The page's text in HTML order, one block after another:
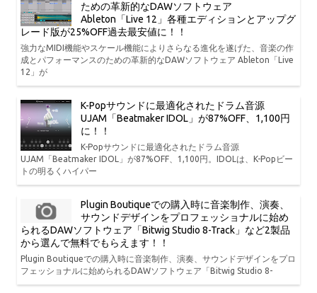
ための革新的なDAWソフトウェア
Ableton「Live 12」各種エディションとアップグ
レード版が25%OFF過去最安値に！！
強力なMIDI機能やスケール機能によりさらなる進化を遂げた、音楽の作
成とパフォーマンスのための革新的なDAWソフトウェア Ableton「Live
12」が
K-Popサウンドに最適化されたドラム音源
UJAM「Beatmaker IDOL」が87%OFF、1,100円
に！！
K-Popサウンドに最適化されたドラム音源
UJAM「Beatmaker IDOL」が87%OFF、1,100円。IDOLは、K-Popビー
トの明るくハイパー
Plugin Boutiqueでの購入時に音楽制作、演奏、
サウンドデザインをプロフェッショナルに始め
られるDAWソフトウェア「Bitwig Studio 8-Track」など2製品
から選んで無料でもらえます！！
Plugin Boutiqueでの購入時に音楽制作、演奏、サウンドデザインをプロ
フェッショナルに始められるDAWソフトウェア「Bitwig Studio 8-